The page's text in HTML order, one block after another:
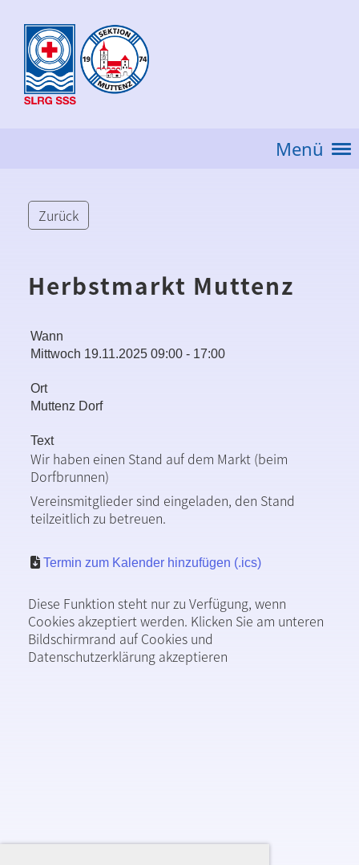
Menü
Zurück
Herbstmarkt Muttenz
Wann
Mittwoch 19.11.2025 09:00 - 17:00
Ort
Muttenz Dorf
Text
Wir haben einen Stand auf dem Markt (beim
Dorfbrunnen)
Vereinsmitglieder sind eingeladen, den Stand
teilzeitlich zu betreuen.
Termin zum Kalender hinzufügen (.ics)
Diese Funktion steht nur zu Verfügung, wenn
Cookies akzeptiert werden. Klicken Sie am unteren
Bildschirmrand auf Cookies und
Datenschutzerklärung akzeptieren